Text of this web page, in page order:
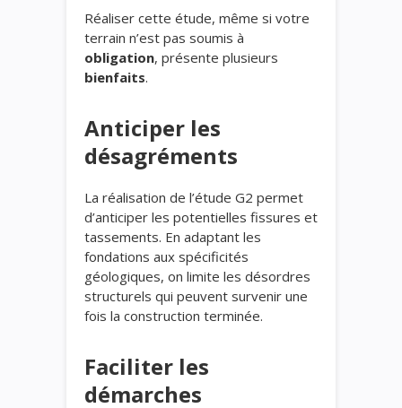
Réaliser cette étude, même si votre
terrain n’est pas soumis à
obligation, présente plusieurs
bienfaits.
Anticiper les
désagréments
La réalisation de l’étude G2 permet
d’anticiper les potentielles fissures et
tassements. En adaptant les
fondations aux spécificités
géologiques, on limite les désordres
structurels qui peuvent survenir une
fois la construction terminée.
Faciliter les
démarches